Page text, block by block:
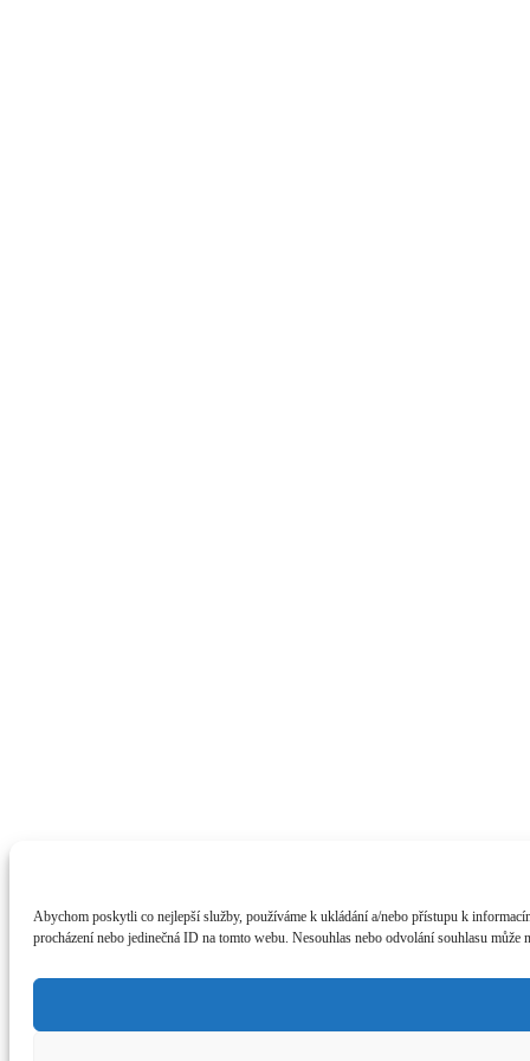
Abychom poskytli co nejlepší služby, používáme k ukládání a/nebo přístupu k
procházení nebo jedinečná ID na tomto webu. Nesouhlas nebo odvolání souhlasu